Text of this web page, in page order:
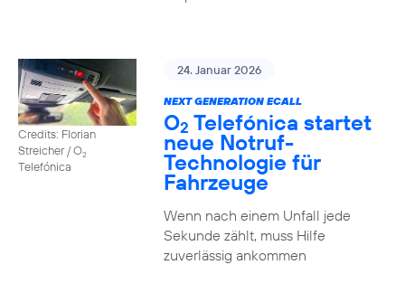
Credits: Florian
Streicher / O2
Telefónica
24. Januar 2026
NEXT GENERATION ECALL
O2 Telefónica startet
neue Notruf-
Technologie für
Fahrzeuge
Wenn nach einem Unfall jede
Sekunde zählt, muss Hilfe
zuverlässig ankommen